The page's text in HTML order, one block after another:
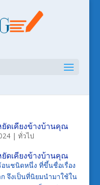
ดเคียงข้างบ้านคุณ
| ทั่วไป
ดเคียงข้างบ้านคุณ
อนชนิดหนึ่ง ที่ขึ้นชื่อเรื่อง
จึงเป็นที่นิยมนำมาใช้ใน